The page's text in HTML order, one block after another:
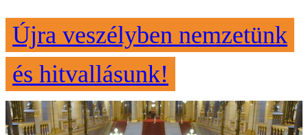
Újra veszélyben nemzetünk
és hitvallásunk!